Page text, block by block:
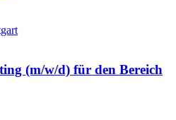
(m/w/d) für den Bereich